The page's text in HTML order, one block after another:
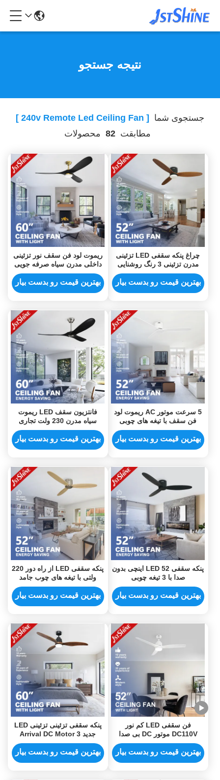
نتیجه جستجو
جستجوی شما [ 240v Remote Led Ceiling Fan ]
مطابقت 82 محصولات
چراغ پنکه سقفی LED تزئینی
مدرن تزئینی 3 رنگ روشنایی
بهترین قیمت رو بدست بیار
ریموت لود فن سقف نور تزئینی
داخلی مدرن سیاه صرفه جویی
در انرژی
بهترین قیمت رو بدست بیار
5 سرعت موتور AC ریموت لود
فن سقف با تیغه های چوبی
سبک
بهترین قیمت رو بدست بیار
فانتزیون سقف LED ریموت
سیاه مدرن 230 ولت تجاری
برای اتاق نشیمن
بهترین قیمت رو بدست بیار
پنکه سقفی LED 52 اینچی بدون
صدا با 3 تیغه چوبی
بهترین قیمت رو بدست بیار
پنکه سقفی LED از راه دور 220
ولتی با تیغه های چوب جامد
بهترین قیمت رو بدست بیار
فن سقفی LED کم نور
DC110V موتور DC بی صدا
برگشت پذیر
بهترین قیمت رو بدست بیار
پنکه سقفی تزئینی تزئینی LED
جدید Arrival DC Motor 3
Blades
بهترین قیمت رو بدست بیار